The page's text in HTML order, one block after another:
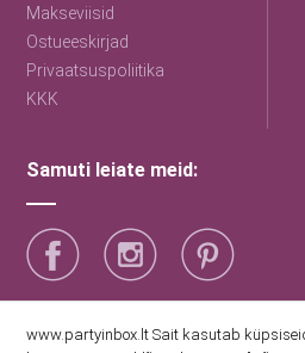
Makseviisid
Ostueeskirjad
Privaatsuspoliitika
KKK
Samuti leiate meid:
Saage esimestena uudiseid
www.partyinbox.lt Sait kasutab